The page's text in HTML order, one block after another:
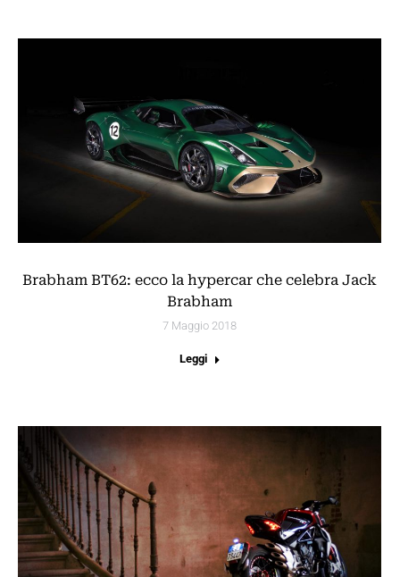
Brabham BT62: ecco la hypercar che celebra Jack
Brabham
7 Maggio 2018
Leggi